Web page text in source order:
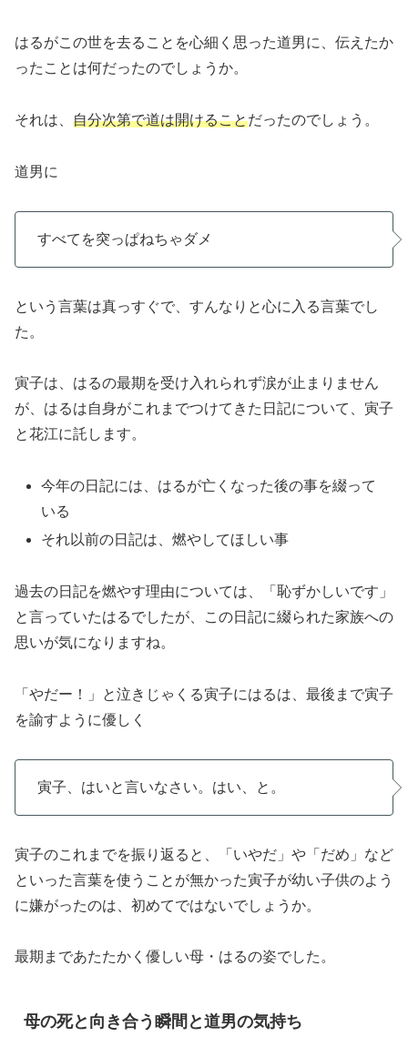
はるがこの世を去ることを心細く思った道男に、伝えたか
ったことは何だったのでしょうか。
それは、 自分次第で道は開けることだったのでしょう。
道男に
すべてを突っぱねちゃダメ
という言葉は真っすぐで、すんなりと心に入る言葉でし
た。
寅子は、はるの最期を受け入れられず涙が止まりません
が、はるは自身がこれまでつけてきた日記について、寅子
と花江に託します。
今年の日記には、はるが亡くなった後の事を綴って
いる
それ以前の日記は、燃やしてほしい事
過去の日記を燃やす理由については、「恥ずかしいです」
と言っていたはるでしたが、この日記に綴られた家族への
思いが気になりますね。
「やだー！」と泣きじゃくる寅子にはるは、最後まで寅子
を諭すように優しく
寅子、はいと言いなさい。はい、と。
寅子のこれまでを振り返ると、「いやだ」や「だめ」など
といった言葉を使うことが無かった寅子が幼い子供のよう
に嫌がったのは、初めてではないでしょうか。
最期まであたたかく優しい母・はるの姿でした。
母の死と向き合う瞬間と道男の気持ち